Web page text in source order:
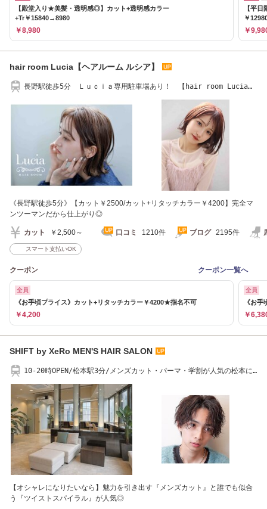
【殿堂入り★美髪・透明感◎】カット+透明感カラー
+Tr￥15840→8980
￥8,980
【平
￥
￥
hair room Lucia【ヘアルーム ルシア】
長野駅徒歩5分 Ｌｕｃｉａ専用駐車場あり！ 【hair room Lucia】
《長野駅徒歩5分》【カット￥2500/カット+リタッチカラー￥4200】完全マ
ンツーマンだから仕上がり◎
カット ￥2,500～ 口コミ 1210件 ブログ 2195件
スマート支払いOK
クーポン クーポン一覧へ
全員
《お手頃プライス》カット+リタッチカラー￥4200★指名不可
￥4,200
全員
《お
￥
SHIFT by XeRo MEN'S HAIR SALON
10-20時OPEN/松本駅3分/メンズカット・パーマ・学割が人気の松本に
【オシャレになりたいなら】魅力を引き出す『メンズカット』と誰でも似合
う『ツイストスパイラル』が人気◎